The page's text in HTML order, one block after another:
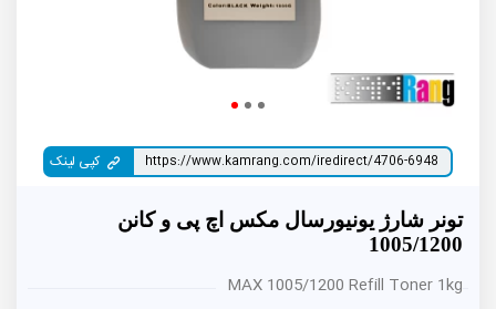
کپی لینک
تونر شارژ یونیورسال مکس اچ پی و کانن
1005/1200
MAX 1005/1200 Refill Toner 1kg